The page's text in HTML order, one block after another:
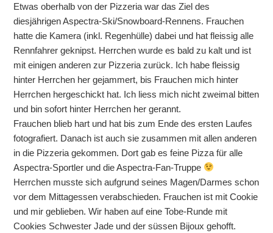
Etwas oberhalb von der Pizzeria war das Ziel des
diesjährigen Aspectra-Ski/Snowboard-Rennens. Frauchen
hatte die Kamera (inkl. Regenhülle) dabei und hat fleissig alle
Rennfahrer geknipst. Herrchen wurde es bald zu kalt und ist
mit einigen anderen zur Pizzeria zurück. Ich habe fleissig
hinter Herrchen her gejammert, bis Frauchen mich hinter
Herrchen hergeschickt hat. Ich liess mich nicht zweimal bitten
und bin sofort hinter Herrchen her gerannt.
Frauchen blieb hart und hat bis zum Ende des ersten Laufes
fotografiert. Danach ist auch sie zusammen mit allen anderen
in die Pizzeria gekommen. Dort gab es feine Pizza für alle
Aspectra-Sportler und die Aspectra-Fan-Truppe
Herrchen musste sich aufgrund seines Magen/Darmes schon
vor dem Mittagessen verabschieden. Frauchen ist mit Cookie
und mir geblieben. Wir haben auf eine Tobe-Runde mit
Cookies Schwester Jade und der süssen Bijoux gehofft.